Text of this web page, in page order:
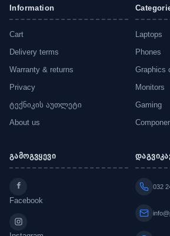
Information
Cart
Delivery terms
Warranty & returns
Privacy
ტექნიკის აუთლეტი
About us
Laptops
Phones
Graphics
Monitors
Gaming
გამოგვყევი
Facebook
032